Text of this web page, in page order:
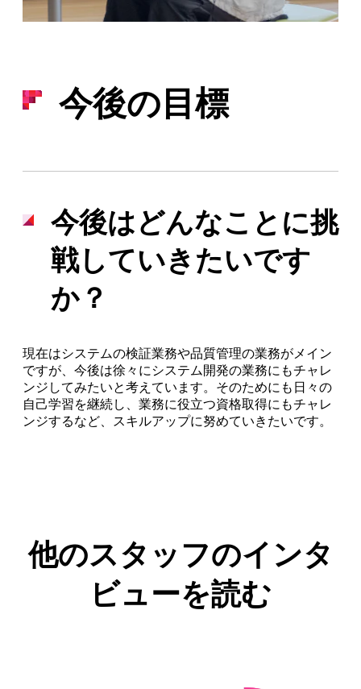
今後の目標
今後はどんなことに挑
戦していきたいです
か？
現在はシステムの検証業務や品質管理の業務がメイン
ですが、今後は徐々にシステム開発の業務にもチャレ
ンジしてみたいと考えています。そのためにも日々の
自己学習を継続し、業務に役立つ資格取得にもチャレ
ンジするなど、スキルアップに努めていきたいです。
他のスタッフのインタ
ビューを読む